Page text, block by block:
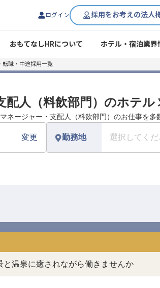
ログイン 採用をお考えの法人
おもてなしHRについて ホテル・宿泊業界
転職・中途採用一覧
人（料飲部門）のホテル
ネージャー・支配人（料飲部門）のお仕事を多
変更 勤務地 選択してく
温泉に癒されながら働きませんか